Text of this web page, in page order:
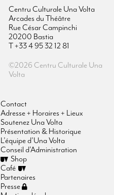
Centru Culturale Una Volta
Arcades du Théâtre
Rue César Campinchi
20200 Bastia
T +33 4 95 32 12 81
©2026 Centru Culturale Una
Volta
Contact
Adresse + Horaires + Lieux
Soutenez Una Volta
Présentation & Historique
L’équipe d’Una Volta
Conseil d’Administration
Shop
Café
Partenaires
Presse